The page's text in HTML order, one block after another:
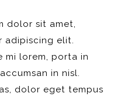
dolor sit amet,
adipiscing elit.
mi lorem, porta in
in nisl.
dolor eget tempus